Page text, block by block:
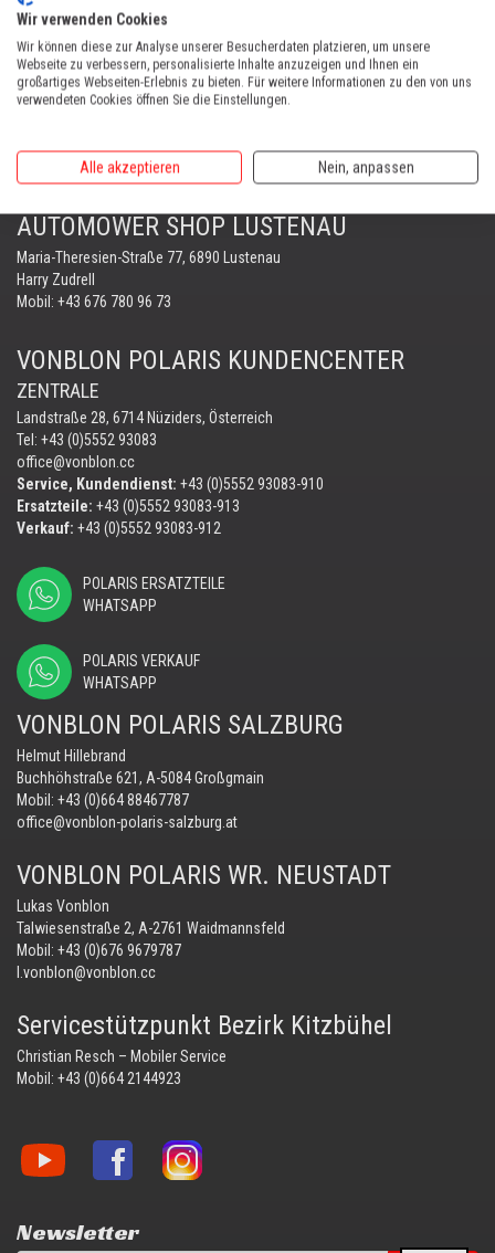
FORST & GARTENGERÄTE
AUTOMOWER
PORTABLE WINCH
Automower Kundendienst Nüziders
+43 (0)5552 31607
AUTOMOWER SHOP LUSTENAU
Maria-Theresien-Straße 77, 6890 Lustenau
Harry Zudrell
Mobil: +43 676 780 96 73
VONBLON POLARIS KUNDENCENTER
ZENTRALE
Landstraße 28, 6714 Nüziders, Österreich
Tel: +43 (0)5552 93083
office@vonblon.cc
Service, Kundendienst: +43 (0)5552 93083-910
Ersatzteile: +43 (0)5552 93083-913
Verkauf: +43 (0)5552 93083-912
POLARIS ERSATZTEILE
WHATSAPP
POLARIS VERKAUF
WHATSAPP
VONBLON POLARIS SALZBURG
Helmut Hillebrand
Buchhöhstraße 621, A-5084 Großgmain
Mobil: +43 (0)664 88467787
office@vonblon-polaris-salzburg.at
VONBLON POLARIS WR. NEUSTADT
Lukas Vonblon
Talwiesenstraße 2, A-2761 Waidmannsfeld
Mobil: +43 (0)676 9679787
l.vonblon@vonblon.cc
Servicestützpunkt Bezirk Kitzbühel
Christian Resch – Mobiler Service
Mobil: +43 (0)664 2144923
Vonblon
auf
Vonblon
Vonblon
auf
Newsletter
Wir verwenden Cookies
Wir können diese zur Analyse unserer Besucherdaten platzieren, um unsere
Webseite zu verbessern, personalisierte Inhalte anzuzeigen und Ihnen ein
großartiges Webseiten-Erlebnis zu bieten. Für weitere Informationen zu den von uns
verwendeten Cookies öffnen Sie die Einstellungen.
Alle akzeptieren Nein, anpassen